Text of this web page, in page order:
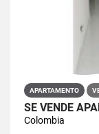
APARTAMENTO
Colombia